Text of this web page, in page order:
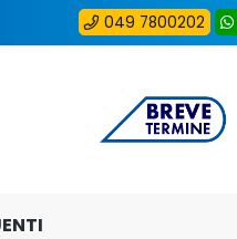
049 7800202